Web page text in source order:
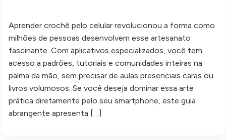
Aprender crochê pelo celular revolucionou a forma como
milhões de pessoas desenvolvem esse artesanato
fascinante. Com aplicativos especializados, você tem
acesso a padrões, tutoriais e comunidades inteiras na
palma da mão, sem precisar de aulas presenciais caras ou
livros volumosos. Se você deseja dominar essa arte
prática diretamente pelo seu smartphone, este guia
abrangente apresenta […]